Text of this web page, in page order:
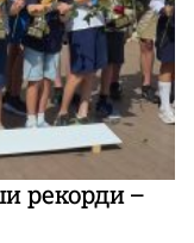
рекорди –